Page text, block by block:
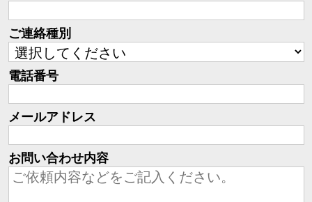
ご連絡種別
電話番号
メールアドレス
お問い合わせ内容